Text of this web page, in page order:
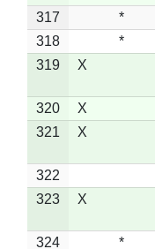
317 *
318
*
319
X
320 X
321
X
322
323
X
324 *